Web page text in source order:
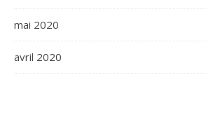
mai 2020
avril 2020